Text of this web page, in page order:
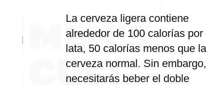
La cerveza ligera contiene
alrededor de 100 calorías por
lata, 50 calorías menos que la
cerveza normal. Sin embargo,
necesitarás beber el doble